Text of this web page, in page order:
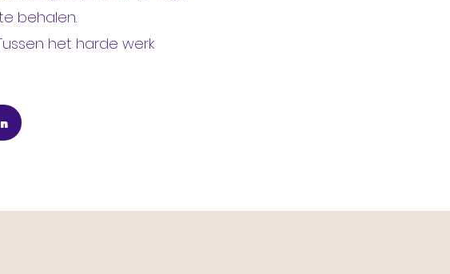
behalen.
het harde werk